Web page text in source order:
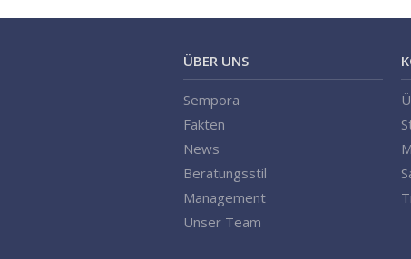
ÜBER UNS
Sempora
Fakten
News
Beratungsstil
Management
Unser Team